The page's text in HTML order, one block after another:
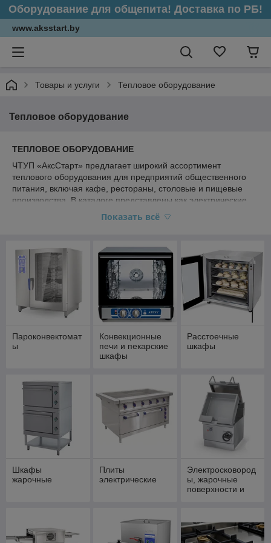
Оборудование для общепита! Доставка по РБ!
www.aksstart.by
Товары и услуги Тепловое оборудование
Тепловое оборудование
ТЕПЛОВОЕ ОБОРУДОВАНИЕ
ЧТУП «АксСтарт» предлагает широкий ассортимент
теплового оборудования для предприятий общественного
питания, включая кафе, рестораны, столовые и пищевые
производства. В каталоге представлены как электрические,
так и газовые модели, отличающиеся высоким уровнем
надежности и функциональности.
производителей, которое широко используется на
профессиональных кухнях для приготовления, разогрева и
поддержания заданной температуры готовых блюд.
Ассортимент включает:
Пароконвектоматы— многофункциональные
аппараты, предназначенные для жарки, варки,
Конвекционные печи и пекарские шкафы—
оптимально подходят для выпечки и подогрева.
представлены моделями различной мощности и
конфигурации, от компактных до промышленных.
Жарочные шкафы и электросковороды
обеспечивают равномерное приготовление продуктов.
Фритюрницы и жарочные поверхности —
предназначены для быстрого приготовления блюд,
Пищеварочные котлы— используются для
профессиональный результат и высокую скорость
выпечки.
Показать всё
Пароконвектомат
ы
Конвекционные
печи и пекарские
шкафы
Расстоечные
шкафы
Шкафы
жарочные
Плиты
электрические
Электросковород
ы, жарочные
поверхности и